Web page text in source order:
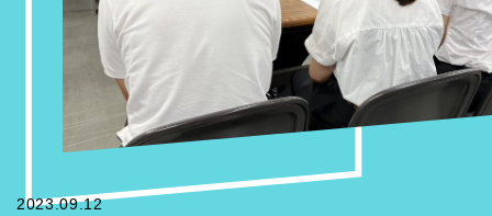
2023.09.12